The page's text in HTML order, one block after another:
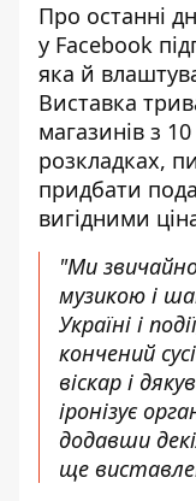
Про останні
у Facebook
яка й
Виставка
магазинів з
розкладках,
придбати
вигідними
"Ми
музикою і
Україні і
кончений
віскар і
іронізує
додавши
ще